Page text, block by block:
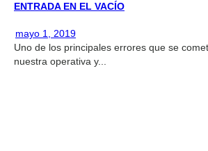
ENTRADA EN EL VACÍO
mayo 1, 2019
Uno de los principales errores que se
nuestra operativa y...